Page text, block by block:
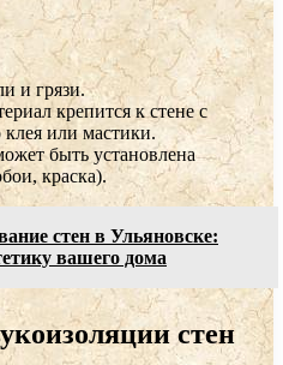
и грязи.
крепится к стене с
или мастики.
быть установлена
краска).
стен в Ульяновске:
вашего дома
стен